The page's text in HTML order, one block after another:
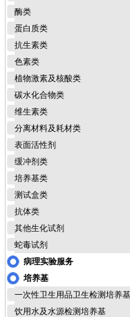
酶类
蛋白质类
抗生素类
色素类
植物激素及核酸类
碳水化合物类
维生素类
分离材料及耗材类
表面活性剂
缓冲剂类
培养基类
测试盒类
抗体类
其他生化试剂
蛇毒试剂
病理实验服务
培养基
一次性卫生用品卫生检测培养基
饮用水及水源检测培养基